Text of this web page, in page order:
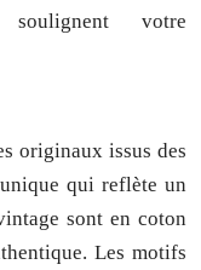
soulignent votre
originaux issus des
qui reflète un
sont en coton
Les motifs